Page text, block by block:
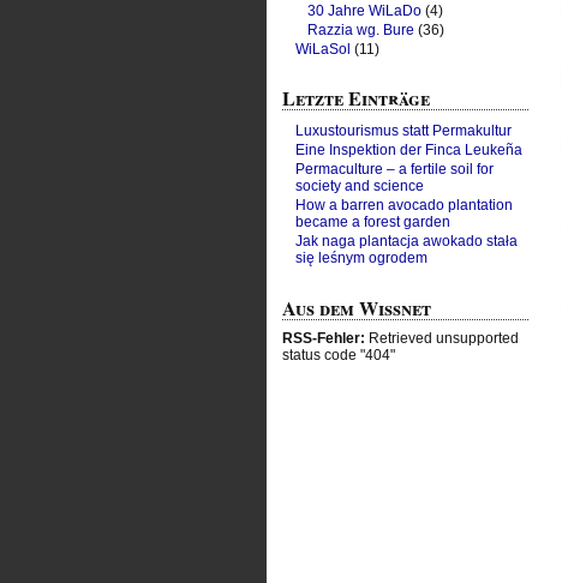
30 Jahre WiLaDo(4)
Razzia wg. Bure (36)
WiLaSol (11)
Letzte Einträge
Luxustourismus statt Permakultur
Eine Inspektion der Finca Leukeña
Permaculture – a fertile soil for
society and science
How a barren avocado plantation
became a forest garden
Jak naga plantacja awokado stała
się leśnym ogrodem
Aus dem Wissnet
RSS-Fehler: Retrieved unsupported
status code "404"